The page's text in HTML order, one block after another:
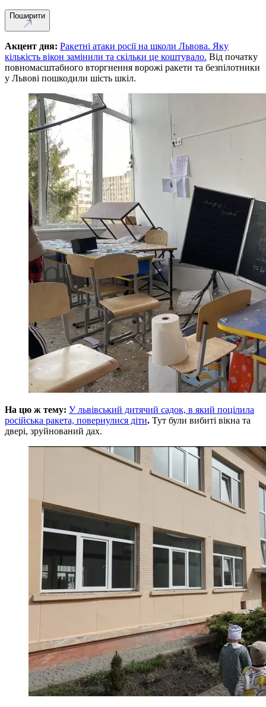
Поширити
Акцент дня: Ракетні атаки росії на школи Львова. Яку
кількість вікон замінили та скільки це коштувало. Від початку
повномасштабного вторгнення ворожі ракети та безпілотники
у Львові пошкодили шість шкіл.
На цю ж тему: У львівський дитячий садок, в який поцілила
російська ракета, повернулися діти. Тут були вибиті вікна та
двері, зруйнований дах.